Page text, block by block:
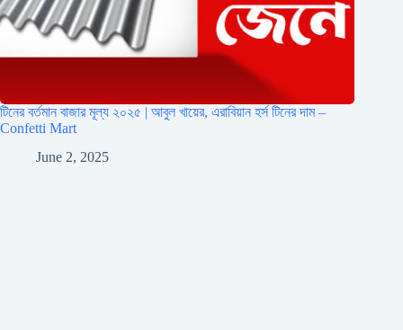
টিনের বর্তমান বাজার মূল্য ২০২৫ | আবুল খায়ের, এরাবিয়ান হর্স টিনের দাম –
Confetti Mart
June 2, 2025